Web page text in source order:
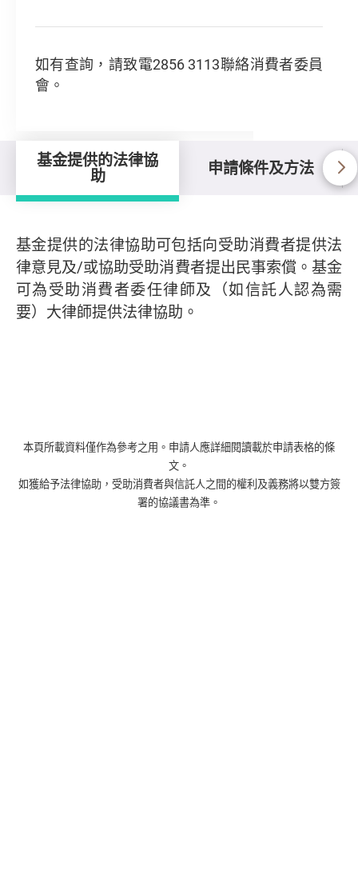
如有查詢，請致電2856 3113聯絡消費者委員
會。
基金提供的法律協
助 申請條件及方法
基金提供的法律協助可包括向受助消費者提供法
律意見及/或協助受助消費者提出民事索償。基金
可為受助消費者委任律師及（如信託人認為需
要）大律師提供法律協助。
本頁所載資料僅作為參考之用。申請人應詳細閱讀載於申請表格的條
文。
如獲給予法律協助，受助消費者與信託人之間的權利及義務將以雙方簽
署的協議書為準。